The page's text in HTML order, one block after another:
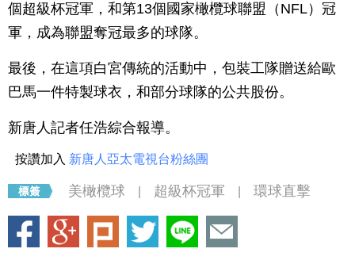
個超級杯冠軍，和第13個國家橄欖球聯盟（NFL）冠
軍，成為聯盟奪冠最多的球隊。
最後，在這項白宮傳統的活動中，包裝工隊贈送給歐
巴馬一件特製球衣，和部分球隊的公共股份。
新唐人記者任浩綜合報導。
按讚加入 新唐人亞太電視台粉絲團
美橄欖球 超級杯冠軍 環球直擊